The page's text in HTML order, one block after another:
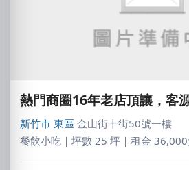
熱門商圈16年老店頂讓，客
新竹市 東區 金山街十街50號一樓
餐飲小吃｜坪數 25 坪｜租金